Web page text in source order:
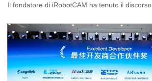
Il fondatore di iRobotCAM ha tenuto il discorso